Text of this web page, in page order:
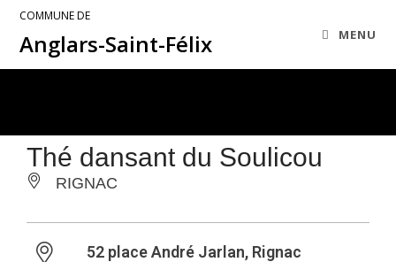
COMMUNE DE
Anglars-Saint-Félix MENU
Thé dansant du Soulicou
RIGNAC
52 place André Jarlan, Rignac